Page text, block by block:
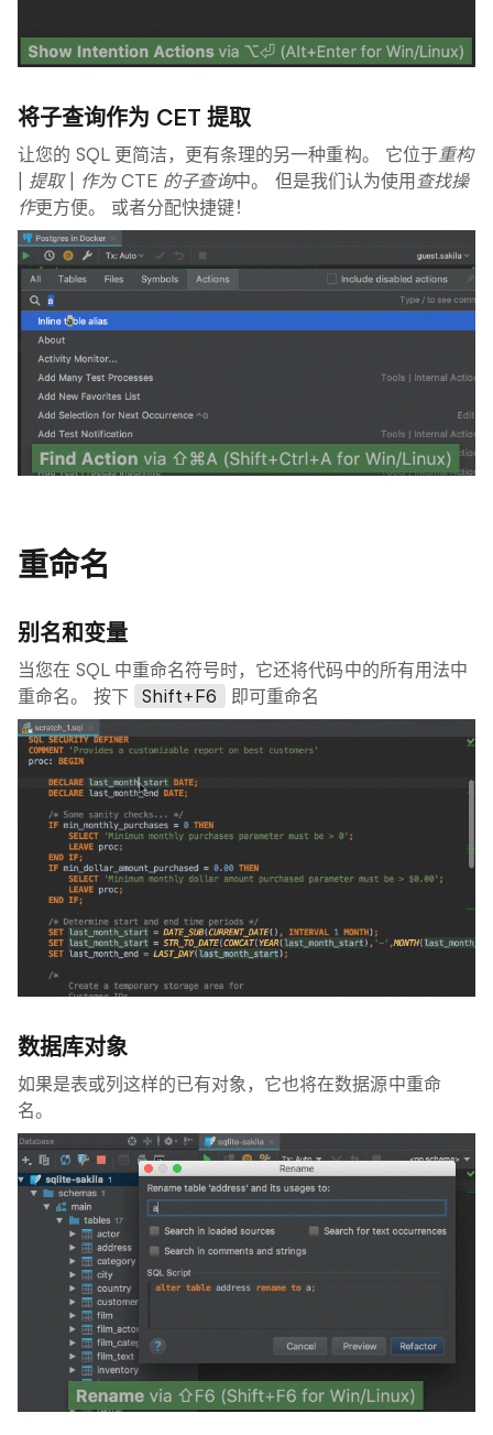
将子查询作为 CET 提取
让您的 SQL 更简洁，更有条理的另一种重构。 它位于重构
| 提取 | 作为 CTE 的子查询中。 但是我们认为使用 查找操
作更方便。 或者分配快捷键！
重命名
别名和变量
当您在 SQL 中重命名符号时，它还将代码中的所有用法中
重命名。 按下
Shift+F6 即可重命名
数据库对象
如果是表或列这样的已有对象，它也将在数据源中重命
名。